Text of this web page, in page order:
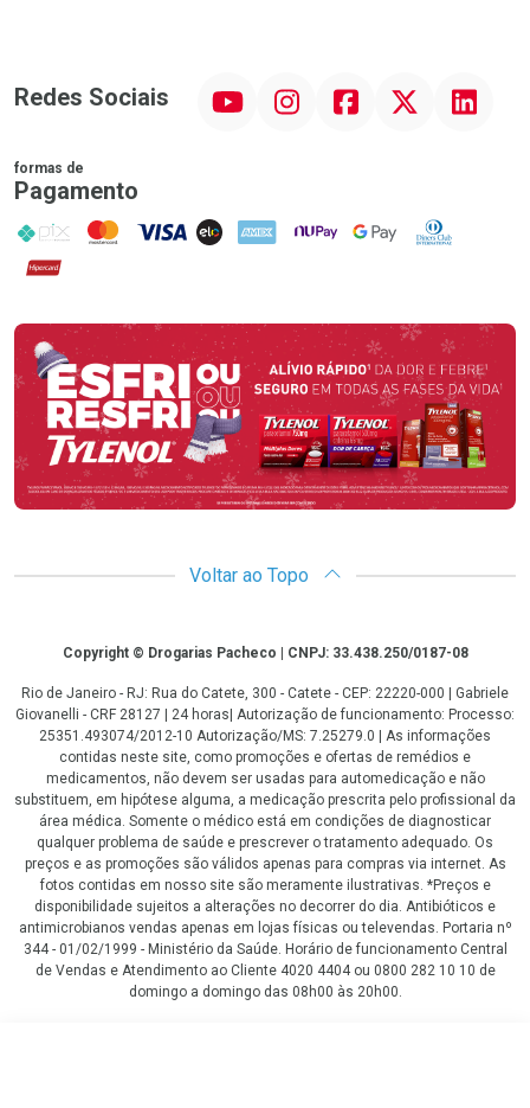
Redes Sociais InstagramFacebook Linkedin
formas de
Pagamento
PIX MasterCard
VISA ELO AMEX NuPay Google PayDiners Club
Hipercard
Promoção em Destaque
Voltar ao Topo
CopyrightCopyright © Drogarias Pacheco | CNPJ: 33.438.250/0187-08
Rio de Janeiro - RJ: Rua do Catete, 300 - Catete - CEP: 22220-000 | Gabriele
Giovanelli - CRF 28127 | 24 horas| Autorização de funcionamento: Processo:
25351.493074/2012-10 Autorização/MS: 7.25279.0 | As informações
contidas neste site, como promoções e ofertas de remédios e
medicamentos, não devem ser usadas para automedicação e não
substituem, em hipótese alguma, a medicação prescrita pelo profissional da
área médica. Somente o médico está em condições de diagnosticar
qualquer problema de saúde e prescrever o tratamento adequado. Os
preços e as promoções são válidos apenas para compras via internet. As
fotos contidas em nosso site são meramente ilustrativas. *Preços e
disponibilidade sujeitos a alterações no decorrer do dia. Antibióticos e
antimicrobianos vendas apenas em lojas físicas ou televendas. Portaria nº
344 - 01/02/1999 - Ministério da Saúde. Horário de funcionamento Central
de Vendas e Atendimento ao Cliente 4020 4404 ou 0800 282 10 10 de
domingo a domingo das 08h00 às 20h00.